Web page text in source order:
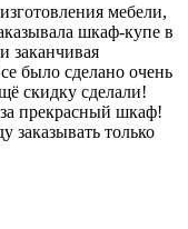
мебели,
шкаф-купе в
заканчивая
было сделано очень
скидку сделали!
за прекрасный шкаф!
заказывать только